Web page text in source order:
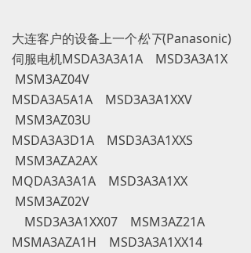
大连客户的设备上一个‌松下(Panasonic)
伺服电机MSDA3A3A1A MSD3A3A1X
MSM3AZ04V
MSDA3A5A1A MSD3A3A1XXV
MSM3AZ03U
MSDA3A3D1A MSD3A3A1XXS
MSM3AZA2AX
MQDA3A3A1A MSD3A3A1XX
MSM3AZ02V
MSD3A3A1XX07 MSM3AZ21A
MSMA3AZA1H MSD3A3A1XX14